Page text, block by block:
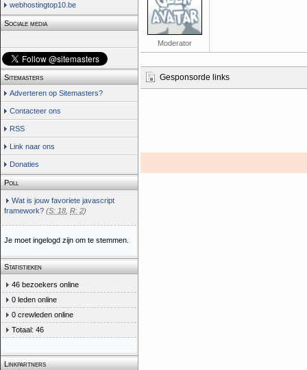
webhostingtop10.be
Sociale media
Sitemasters
Adverteren op Sitemasters?
Contacteer ons
RSS
Link naar ons
Donaties
Poll
Wat is jouw favoriete javascript
framework? (S: 18 R: 2)
Je moet ingelogd zijn om te stemmen.
Statistieken
46 bezoekers online
0 leden online
0 crewleden online
Totaal: 46
Linkpartners
Moderator
Gesponsorde links